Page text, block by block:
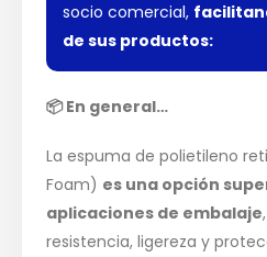
socio comercial,
de sus productos:
📦En general…
La espuma de polietileno
Foam) es una opción
aplicaciones de embalaje
resistencia, ligereza y